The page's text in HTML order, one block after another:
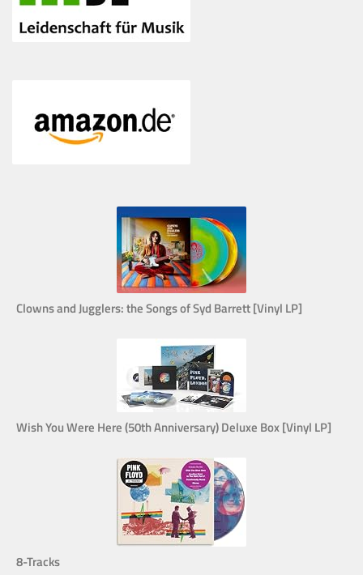
Clowns and Jugglers: the Songs of Syd Barrett [Vinyl LP]
Wish You Were Here (50th Anniversary) Deluxe Box [Vinyl LP]
8-Tracks